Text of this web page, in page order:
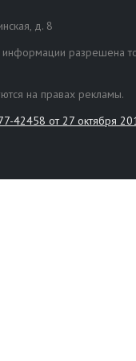
д. 8
информации разрешена
на правах рекламы.
42458 от 27 октября